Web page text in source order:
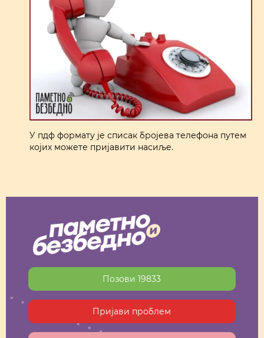
У пдф формату је списак бројева телефона путем
којих можете пријавити насиље.
Позови 19833
Пријави проблем